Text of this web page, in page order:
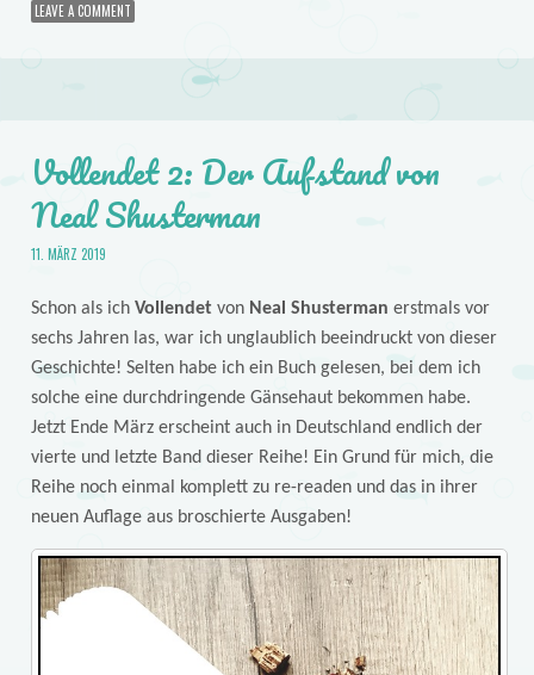
LEAVE A COMMENT
Vollendet 2: Der Aufstand von
Neal Shusterman
11. MÄRZ 2019
Schon als ich Vollendet von Neal Shusterman erstmals vor
sechs Jahren las, war ich unglaublich beeindruckt von dieser
Geschichte! Selten habe ich ein Buch gelesen, bei dem ich
solche eine durchdringende Gänsehaut bekommen habe.
Jetzt Ende März erscheint auch in Deutschland endlich der
vierte und letzte Band dieser Reihe! Ein Grund für mich, die
Reihe noch einmal komplett zu re-readen und das in ihrer
neuen Auflage aus broschierte Ausgaben!